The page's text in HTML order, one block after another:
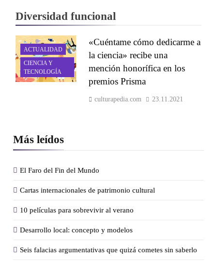
Más leídos
El Faro del Fin del Mundo
Cartas internacionales de patrimonio cultural
10 películas para sobrevivir al verano
Desarrollo local: concepto y modelos
Seis falacias argumentativas que quizá cometes sin saberlo
Diversidad funcional
ACTUALIDAD
CIENCIA Y
TECNOLOGÍA
«Cuéntame cómo dedicarme a
la ciencia» recibe una
mención honorífica en los
premios Prisma
culturapedia.com 23.11.2021